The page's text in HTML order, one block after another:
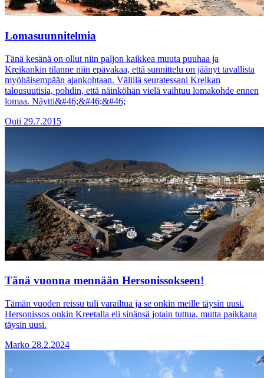
Lomasuunnitelmia
Tänä kesänä on ollut niin paljon kaikkea muuta puuhaa ja
Kreikankin tilanne niin epävakaa, että sunnittelu on jäänyt tavallista
myöhäisempään ajankohtaan. Välillä seuratessani Kreikan
talousuutisia, pohdin, että näinköhän vielä vaihtuu lomakohde ennen
lomaa. Näytti&#46;&#46;&#46;
Outi 29.7.2015
Tänä vuonna mennään Hersonissokseen!
Tämän vuoden reissu tuli varailtua ja se onkin meille täysin uusi.
Hersonissos onkin Kreetalla eli sinänsä jotain tuttua, mutta paikkana
täysin uusi.
Marko 28.2.2024